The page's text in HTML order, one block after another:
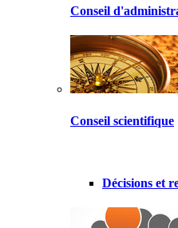
Conseil
Conseil scientifique
Décisions et